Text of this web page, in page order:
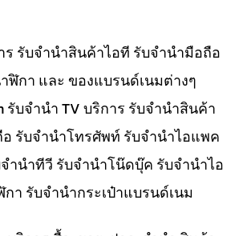
ร รับจำนำสินค้าไอที รับจำนำมือถือ
ฬิกา และ ของแบรนด์เนมต่างๆ
รับจำนำ TV บริการ รับจำนำสินค้า
รับจำนำโทรศัพท์ รับจำนำไอแพค
ำนำทีวี รับจำนำโน๊ดบุ๊ค รับจำนำไอ
า รับจำนำกระเป๋าแบรนด์เนม